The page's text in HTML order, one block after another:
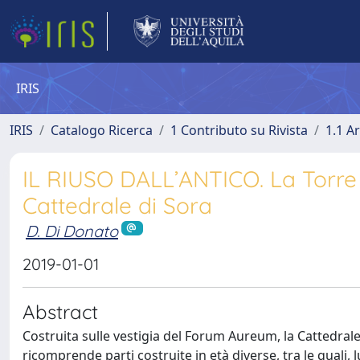
IRIS
IRIS Catalogo Ricerca 1 Contributo su Rivista 1.1
IL RIUSO DALL’ANTICO. La
Cattedrale di Sora
D. Di Donato
2019-01-01
Abstract
Costruita sulle vestigia del Forum Aureum, la
ricomprende parti costruite in età diverse, tra le quali,